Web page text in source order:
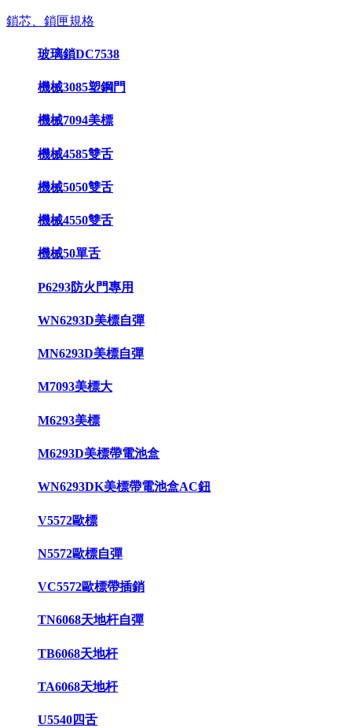
鎖芯、鎖匣規格
玻璃鎖DC7538
機械3085塑鋼門
機械7094美標
機械4585雙舌
機械5050雙舌
機械4550雙舌
機械50單舌
P6293防火門專用
WN6293D美標自彈
MN6293D美標自彈
M7093美標大
M6293美標
M6293D美標帶電池盒
WN6293DK美標帶電池盒AC鈕
V5572歐標
N5572歐標自彈
VC5572歐標帶插銷
TN6068天地杆自彈
TB6068天地杆
TA6068天地杆
U5540四舌